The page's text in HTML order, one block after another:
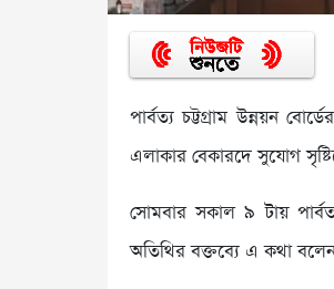
পার্বত্য চট্টগ্রাম উন্নয়ন
এলাকার বেকারদে সুযোগ
সোমবার সকাল ৯ টায়
অতিথির বক্তব্যে এ কথা